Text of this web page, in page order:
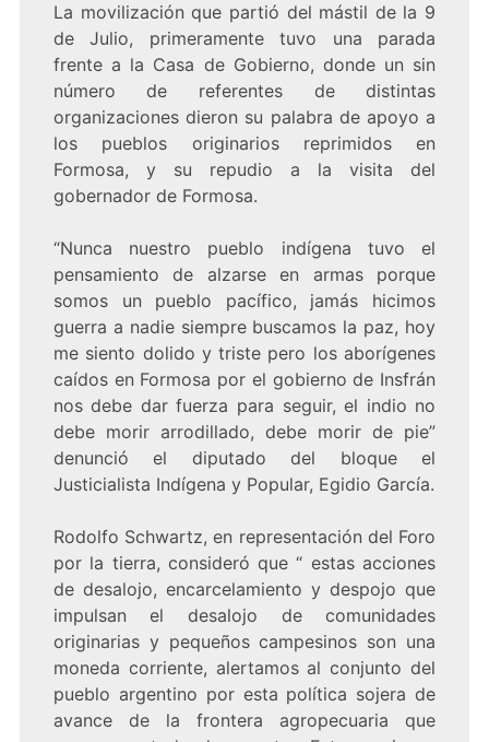
La movilización que partió del mástil de la 9
de Julio, primeramente tuvo una parada
frente a la Casa de Gobierno, donde un sin
número de referentes de distintas
organizaciones dieron su palabra de apoyo a
los pueblos originarios reprimidos en
Formosa, y su repudio a la visita del
gobernador de Formosa.
“Nunca nuestro pueblo indígena tuvo el
pensamiento de alzarse en armas porque
somos un pueblo pacífico, jamás hicimos
guerra a nadie siempre buscamos la paz, hoy
me siento dolido y triste pero los aborígenes
caídos en Formosa por el gobierno de Insfrán
nos debe dar fuerza para seguir, el indio no
debe morir arrodillado, debe morir de pie”
denunció el diputado del bloque el
Justicialista Indígena y Popular, Egidio García.
Rodolfo Schwartz, en representación del Foro
por la tierra, consideró que “ estas acciones
de desalojo, encarcelamiento y despojo que
impulsan el desalojo de comunidades
originarias y pequeños campesinos son una
moneda corriente, alertamos al conjunto del
pueblo argentino por esta política sojera de
avance de la frontera agropecuaria que